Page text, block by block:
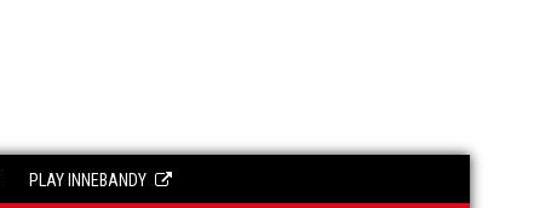
PLAY INNEBANDY